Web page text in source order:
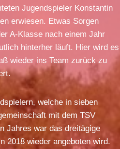
Jugendspieler Konstantin
erwiesen. Etwas Sorgen
A-Klasse nach einem Jahr
hinterher läuft. Hier wird es
wieder ins Team zurück zu
welche in sieben
mit dem TSV
Jahres war das dreitägige
2018 wieder angeboten wird.